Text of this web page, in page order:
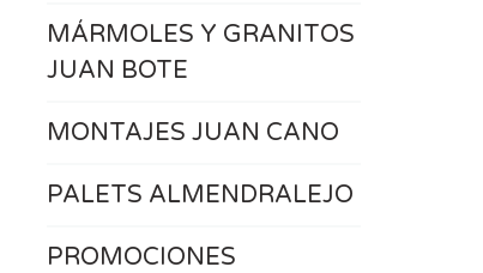
MÁRMOLES Y GRANITOS
JUAN BOTE
MONTAJES JUAN CANO
PALETS ALMENDRALEJO
PROMOCIONES